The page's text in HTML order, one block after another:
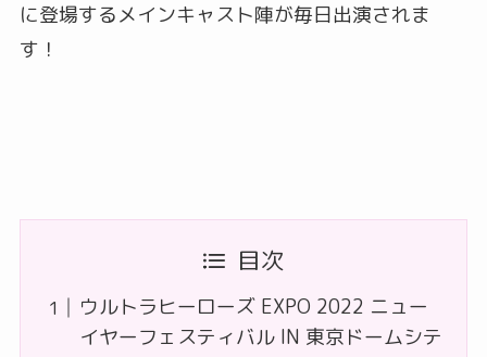
に登場するメインキャスト陣が毎日出演されま
す！
目次
ウルトラヒーローズ EXPO 2022 ニュー
イヤーフェスティバル IN 東京ドームシテ